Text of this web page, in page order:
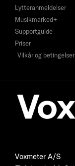
Lytteranmeldelser
Musikmarked+
Supportguide
Priser
Vilkår og betingelser
Voxmeter A/S